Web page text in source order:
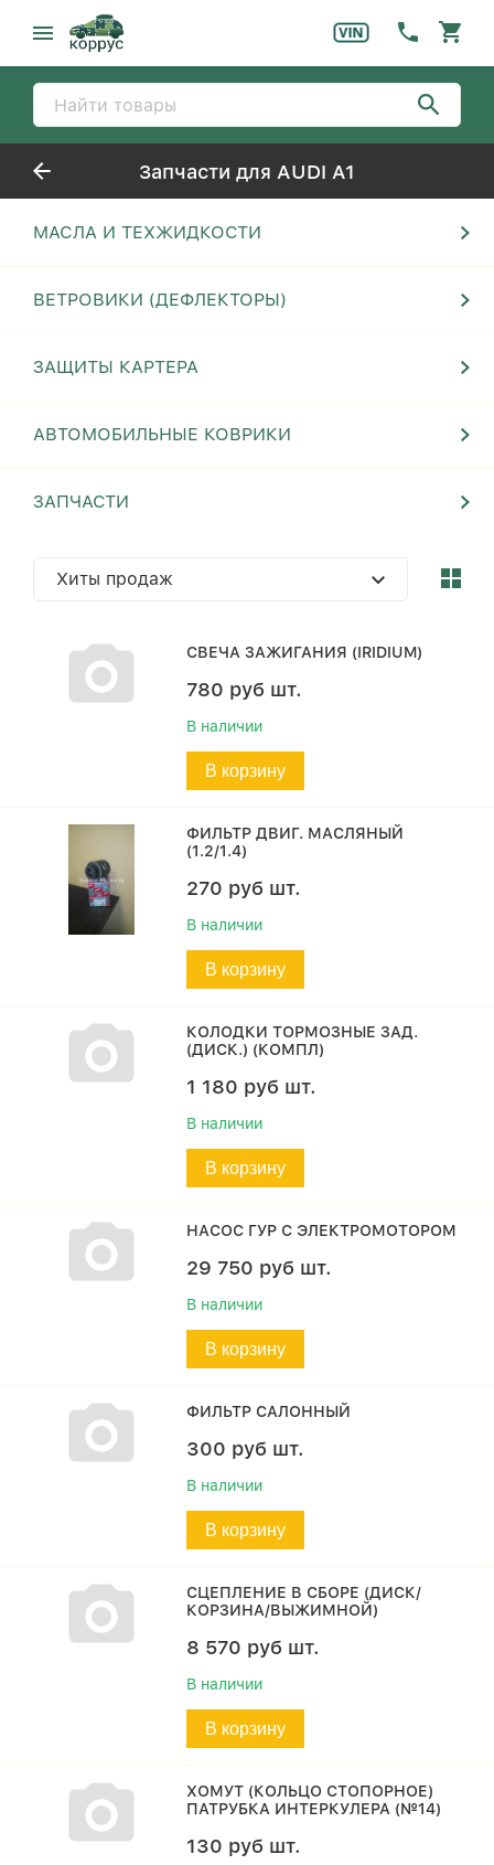
Запчасти для AUDI A1
МАСЛА И ТЕХЖИДКОСТИ
ВЕТРОВИКИ (ДЕФЛЕКТОРЫ)
ЗАЩИТЫ КАРТЕРА
АВТОМОБИЛЬНЫЕ КОВРИКИ
ЗАПЧАСТИ
Хиты продаж
СВЕЧА ЗАЖИГАНИЯ (IRIDIUM)
780 руб шт.
В наличии
В корзину
ФИЛЬТР ДВИГ. МАСЛЯНЫЙ
(1.2/1.4)
270 руб шт.
В наличии
В корзину
КОЛОДКИ ТОРМОЗНЫЕ ЗАД.
(ДИСК.) (КОМПЛ)
1 180 руб шт.
В наличии
В корзину
НАСОС ГУР С ЭЛЕКТРОМОТОРОМ
29 750 руб шт.
В наличии
В корзину
ФИЛЬТР САЛОННЫЙ
300 руб шт.
В наличии
В корзину
СЦЕПЛЕНИЕ В СБОРЕ (ДИСК/
КОРЗИНА/ВЫЖИМНОЙ)
8 570 руб шт.
В наличии
В корзину
ХОМУТ (КОЛЬЦО СТОПОРНОЕ)
ПАТРУБКА ИНТЕРКУЛЕРА (№14)
130 руб шт.